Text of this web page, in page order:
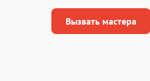
Вызвать мастера